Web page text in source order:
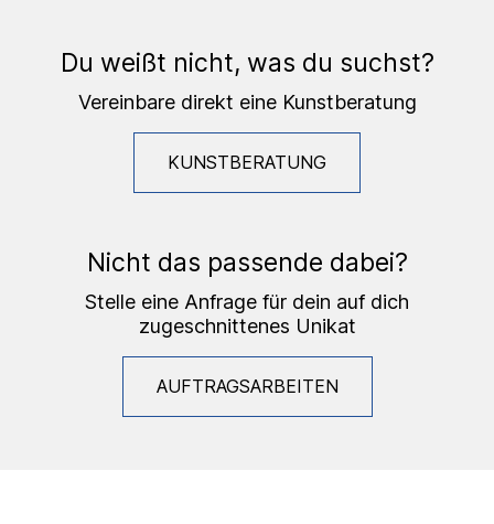
Du weißt nicht, was du suchst?
Vereinbare direkt eine Kunstberatung
KUNSTBERATUNG
Nicht das passende dabei?
Stelle eine Anfrage für dein auf dich
zugeschnittenes Unikat
AUFTRAGSARBEITEN